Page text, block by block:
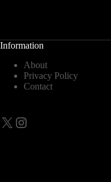
Information
About
Privacy Policy
Contact
X Instagram